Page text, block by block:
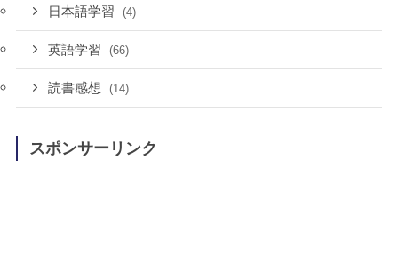
日本語学習 (4)
英語学習 (66)
読書感想 (14)
スポンサーリンク